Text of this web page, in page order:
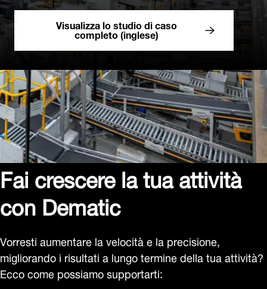
Visualizza lo studio di caso
completo (inglese)
Fai crescere la tua attività
con Dematic
Vorresti aumentare la velocità e la precisione,
migliorando i risultati a lungo termine della tua attività?
Ecco come possiamo supportarti: